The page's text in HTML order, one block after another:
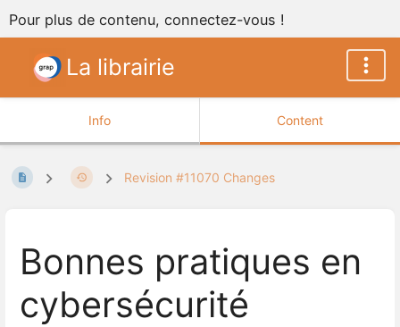
Pour plus de contenu, connectez-vous !
La librairie
Info Content
Revision #11070 Changes
Bonnes pratiques en
cybersécurité